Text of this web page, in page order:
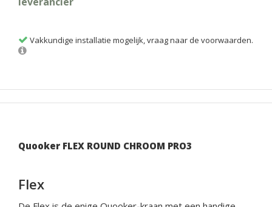
Vakkundige installatie mogelijk, vraag naar de voorwaarden.
Quooker FLEX ROUND CHROOM PRO3
Flex